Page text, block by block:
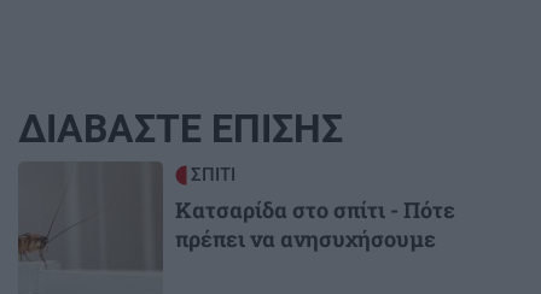
ΔΙΑΒΑΣΤΕ ΕΠΙΣΗΣ
ΣΠΙΤΙ
Κατσαρίδα στο σπίτι - Πότε
πρέπει να ανησυχήσουμε